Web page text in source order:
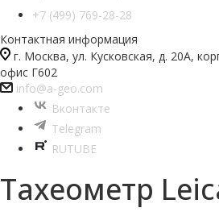
+7 (499) 769-28-28
Контактная информация
г. Москва, ул. Кусковская, д. 20А,
офис Г602
info@a-geo.com
Вконтакте
Telegram
RUTUBE
Тахеометр